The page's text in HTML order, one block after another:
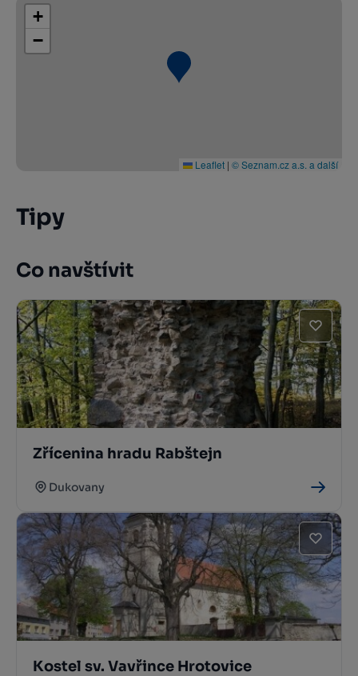
+
−
Leaflet | © Seznam.cz a.s. a další
Tipy
Co navštívit
Zřícenina hradu Rabštejn
Dukovany
Kostel sv. Vavřince Hrotovice